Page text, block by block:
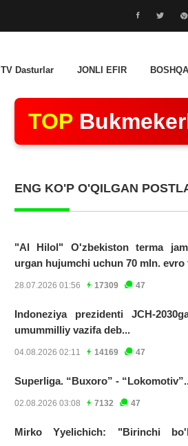
TV Dasturlar JONLI EFIR
TOP
ENG KO'P O'QILGAN
"Al Hilol" O'zbekiston terma
urgan hujumchi uchun 70 mln. evro
28.07.2026 01:56 17309 47
Indoneziya prezidenti JCH-
umummilliy vazifa deb...
04.08.2026 02:11 14169 47
Superliga. “Buxoro” -
02.08.2026 03:08 7132 47
Mirko Yyelichich: "Birinchi